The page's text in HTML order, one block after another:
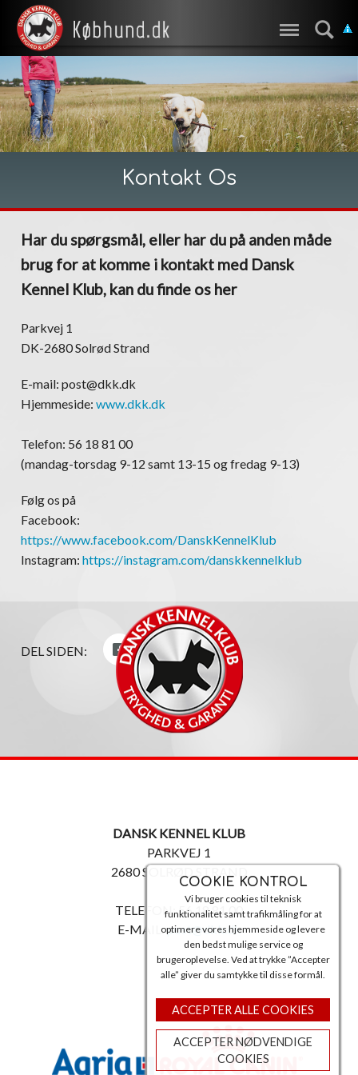
COOKIE KONTROL
Vi bruger cookies til teknisk
funktionalitet samt trafikmåling for at
optimere vores hjemmeside og levere
den bedst mulige service og
brugeroplevelse. Ved at trykke ”Accepter
alle” giver du samtykke til disse formål.
ACCEPTER ALLE COOKIES
ACCEPTER NØDVENDIGE
COOKIES
Kontakt Os
Har du spørgsmål, eller har du på anden måde
brug for at komme i kontakt med Dansk
Kennel Klub, kan du finde os her
Parkvej 1
DK-2680 Solrød Strand
E-mail: post@dkk.dk
Hjemmeside: www.dkk.dk
Telefon: 56 18 81 00
(mandag-torsdag 9-12 samt 13-15 og fredag 9-13)
Følg os på
Facebook:
https://www.facebook.com/DanskKennelKlub
Instagram: https://instagram.com/danskkennelklub
DEL SIDEN:
DANSK KENNEL KLUB
PARKVEJ 1
2680 SOLRØD STRAND
TELEFON: 56 18 81 00
E-MAIL:post@dkk.dk